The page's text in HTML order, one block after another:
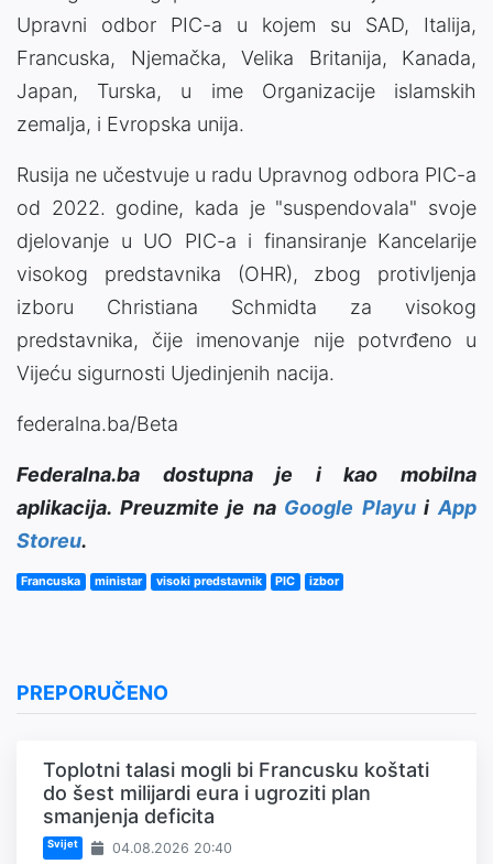
Upravni odbor PIC-a u kojem su SAD, Italija,
Francuska, Njemačka, Velika Britanija, Kanada,
Japan, Turska, u ime Organizacije islamskih
zemalja, i Evropska unija.
Rusija ne učestvuje u radu Upravnog odbora PIC-a
od 2022. godine, kada je "suspendovala" svoje
djelovanje u UO PIC-a i finansiranje Kancelarije
visokog predstavnika (OHR), zbog protivljenja
izboru Christiana Schmidta za visokog
predstavnika, čije imenovanje nije potvrđeno u
Vijeću sigurnosti Ujedinjenih nacija.
federalna.ba/Beta
Federalna.ba dostupna je i kao mobilna
aplikacija. Preuzmite je na Google PlayuiApp
Storeu.
Francuska ministar visoki predstavnik PIC izbor
PREPORUČENO
Toplotni talasi mogli bi Francusku koštati
do šest milijardi eura i ugroziti plan
smanjenja deficita
Svijet 04.08.2026 20:40